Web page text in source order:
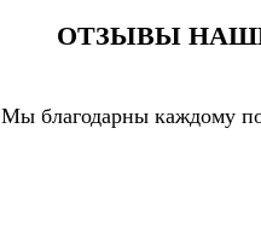
ОТЗЫВЫ
Мы благодарны каждому